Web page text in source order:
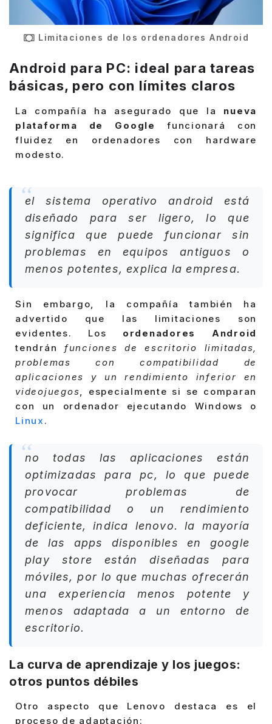
Limitaciones de los ordenadores Android
Android para PC: ideal para tareas
básicas, pero con límites claros
La compañía ha asegurado que la nueva
plataforma de Googlefuncionará con
fluidez en ordenadores con hardware
modesto.
el sistema operativo android está
diseñado para ser ligero, lo que
significa que puede funcionar sin
problemas en equipos antiguos o
menos potentes, explica la empresa.
Sin embargo, la compañía también ha
advertido que las limitaciones son
evidentes. Los ordenadores Android
tendrán funciones de escritorio limitadas,
problemas con compatibilidad de
aplicaciones y un rendimiento inferior en
videojuegos, especialmente si se comparan
con un ordenador ejecutando Windows o
Linux .
no todas las aplicaciones están
optimizadas para pc, lo que puede
provocar problemas de
compatibilidad o un rendimiento
deficiente, indica lenovo. la mayoría
de las apps disponibles en google
play store están diseñadas para
móviles, por lo que muchas ofrecerán
una experiencia menos potente y
menos adaptada a un entorno de
escritorio.
La curva de aprendizaje y los juegos:
otros puntos débiles
Otro aspecto que Lenovo destaca es el
proceso de adaptación: